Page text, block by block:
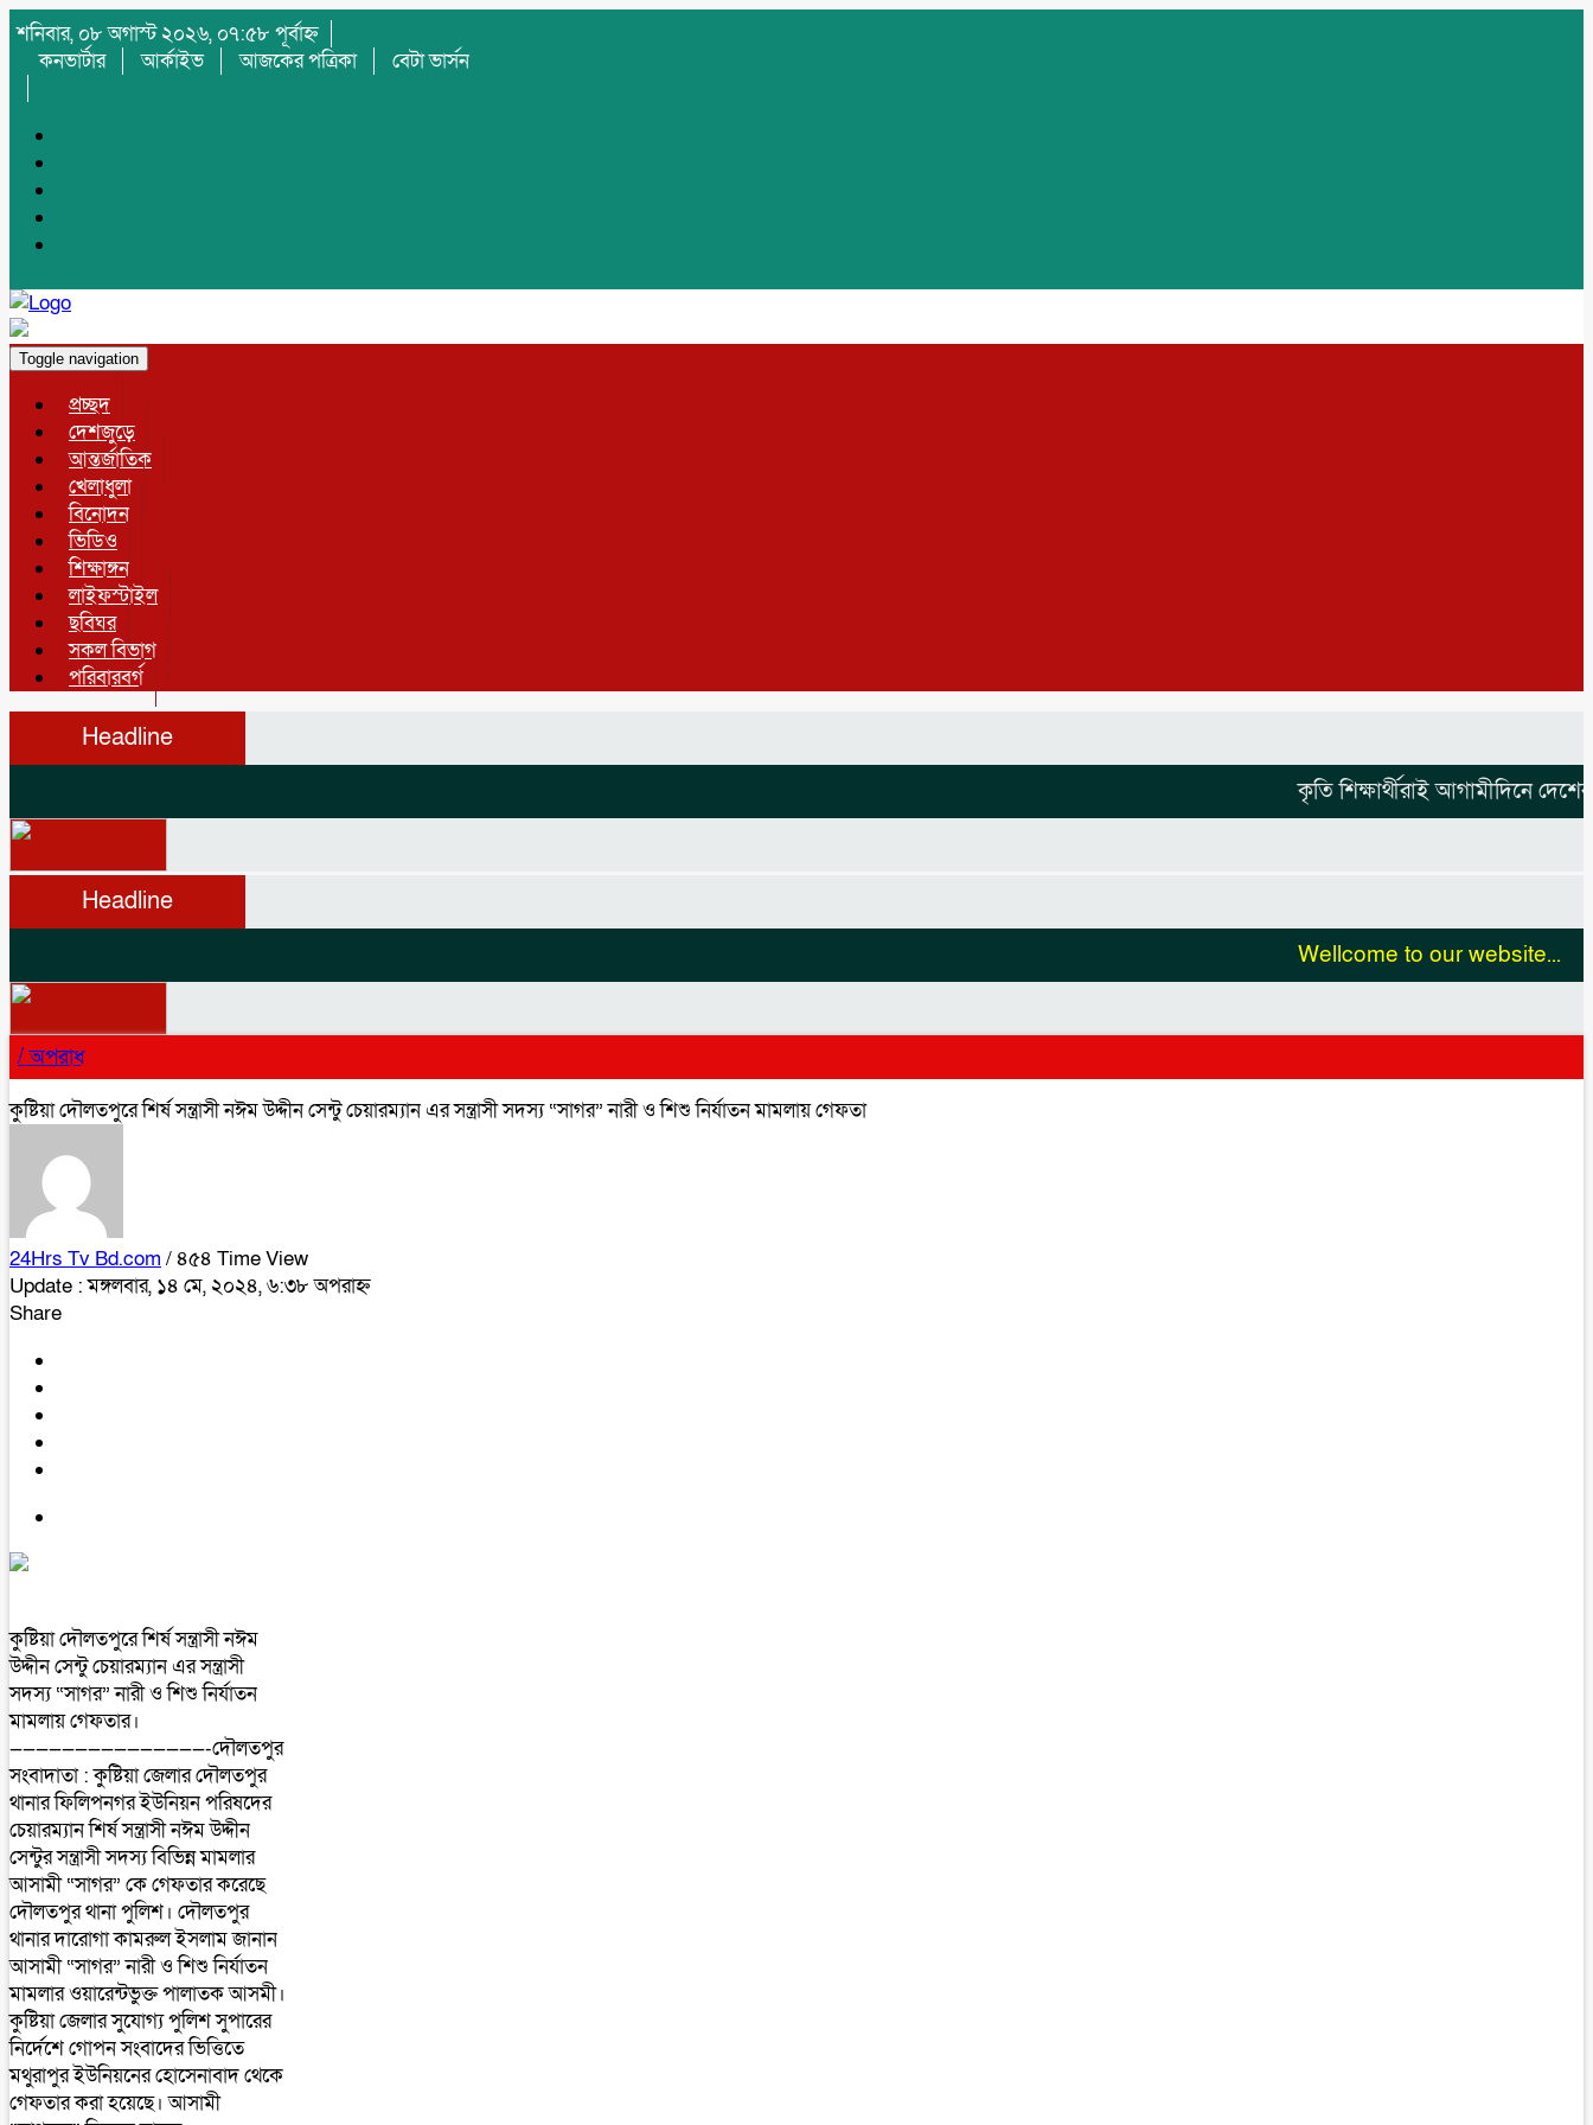
শনিবার, ০৮ অগাস্ট ২০২৬, ০৭:৫৮ পূর্বাহ্ন
কনভার্টার
আর্কাইভ আজকের পত্রিকা বেটা ভার্সন
Toggle navigation
প্রচ্ছদ
দেশজুড়ে
আন্তর্জাতিক
খেলাধুলা
বিনোদন
ভিডিও
শিক্ষাঙ্গন
লাইফস্টাইল
ছবিঘর
সকল বিভাগ
পরিবারবর্গ
Headline
কৃতি শিক্ষার্থীরাই আগামীদিনে দেশের
Headline
Wellcome to our website...
/অপরাধ
কুষ্টিয়া দৌলতপুরে শির্ষ সন্ত্রাসী নঈম উদ্দীন সেন্টু চেয়ারম্যান এর সন্ত্রাসী সদস্য “সাগর” নারী ও শিশু নির্যাতন মামলায় গেফতা
24Hrs Tv Bd.com / ৪৫৪ Time View
Update : মঙ্গলবার, ১৪ মে, ২০২৪, ৬:৩৮ অপরাহ্ন
Share
কুষ্টিয়া দৌলতপুরে শির্ষ সন্ত্রাসী নঈম
উদ্দীন সেন্টু চেয়ারম্যান এর সন্ত্রাসী
সদস্য “সাগর” নারী ও শিশু নির্যাতন
মামলায় গেফতার।
———————————————-দৌলতপুর
সংবাদাতা : কুষ্টিয়া জেলার দৌলতপুর
থানার ফিলিপনগর ইউনিয়ন পরিষদের
চেয়ারম্যান শির্ষ সন্ত্রাসী নঈম উদ্দীন
সেন্টুর সন্ত্রাসী সদস্য বিভিন্ন মামলার
আসামী “সাগর” কে গেফতার করেছে
দৌলতপুর থানা পুলিশ। দৌলতপুর
থানার দারোগা কামরুল ইসলাম জানান
আসামী “সাগর” নারী ও শিশু নির্যাতন
মামলার ওয়ারেন্টভুক্ত পালাতক আসমী।
কুষ্টিয়া জেলার সুযোগ্য পুলিশ সুপারের
নির্দেশে গোপন সংবাদের ভিত্তিতে
মথুরাপুর ইউনিয়নের হোসেনাবাদ থেকে
গেফতার করা হয়েছে। আসামী